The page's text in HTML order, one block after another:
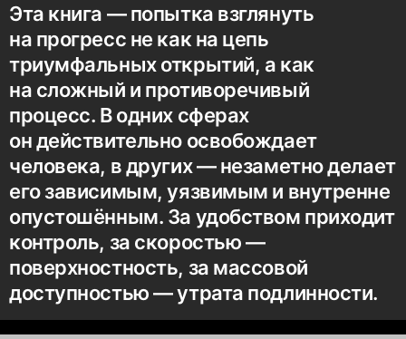
Эта книга — попытка взглянуть
на прогресс не как на цепь
триумфальных открытий, а как
на сложный и противоречивый
процесс. В одних сферах
он действительно освобождает
человека, в других — незаметно делает
его зависимым, уязвимым и внутренне
опустошённым. За удобством приходит
контроль, за скоростью —
поверхностность, за массовой
доступностью — утрата подлинности.